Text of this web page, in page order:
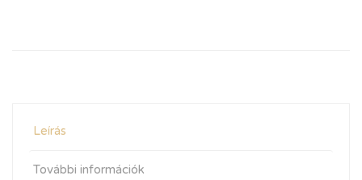
Leírás
További információk